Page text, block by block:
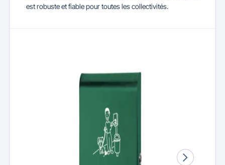
est robuste et fiable pour toutes les collectivités.